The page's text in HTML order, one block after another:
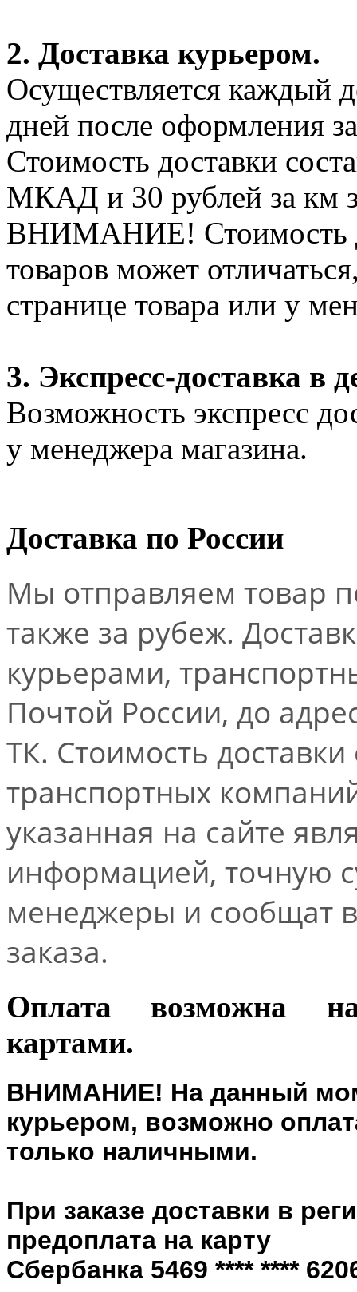
2. Доставка курьером.
Осуществляется каждый
дней после оформления
Стоимость доставки
МКАД и 30 рублей за км
ВНИМАНИЕ! Стоимость
товаров может
странице товара или у
3. Экспресс-доставка в
Возможность экспресс
у менеджера магазина.
Доставка по России
Мы отправляем товар
также за рубеж.
курьерами,
Почтой России, до
ТК. Стоимость
транспортных
указанная на сайте
информацией, точную
менеджеры и сообщат
заказа.
Оплата возможна
картами.
ВНИМАНИЕ! На данный
курьером, возможно
только наличными.
При заказе доставки в
предоплата на карту
Сбербанка 5469 **** ****